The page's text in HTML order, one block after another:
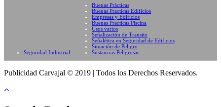
Seguridad Industrial
Buenas Prácticas
Buenas Practicas Edificios
Empresas y Edificios
Buenas Practicas Piscina
Usos varios
Señalización de Transito
Señalética en Seguridad de Edificios
Situación de Peligro
Sustancias Peligrosas
Publicidad Carvajal © 2019 | Todos los Derechos Reservados.